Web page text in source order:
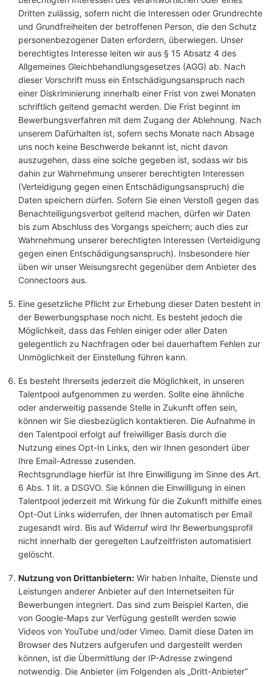
Dritten zulässig, sofern nicht die Interessen oder Grundrechte
und Grundfreiheiten der betroffenen Person, die den Schutz
personenbezogener Daten erfordern, überwiegen. Unser
berechtigtes Interesse leiten wir aus § 15 Absatz 4 des
Allgemeines Gleichbehandlungsgesetzes (AGG) ab. Nach
dieser Vorschrift muss ein Entschädigungsanspruch nach
einer Diskriminierung innerhalb einer Frist von zwei Monaten
schriftlich geltend gemacht werden. Die Frist beginnt im
Bewerbungsverfahren mit dem Zugang der Ablehnung. Nach
unserem Dafürhalten ist, sofern sechs Monate nach Absage
uns noch keine Beschwerde bekannt ist, nicht davon
auszugehen, dass eine solche gegeben ist, sodass wir bis
dahin zur Wahrnehmung unserer berechtigten Interessen
(Verteidigung gegen einen Entschädigungsanspruch) die
Daten speichern dürfen. Sofern Sie einen Verstoß gegen das
Benachteiligungsverbot geltend machen, dürfen wir Daten
bis zum Abschluss des Vorgangs speichern; auch dies zur
Wahrnehmung unserer berechtigten Interessen (Verteidigung
gegen einen Entschädigungsanspruch). Insbesondere hier
üben wir unser Weisungsrecht gegenüber dem Anbieter des
Connectoors aus.
Eine gesetzliche Pflicht zur Erhebung dieser Daten besteht in
der Bewerbungsphase noch nicht. Es besteht jedoch die
Möglichkeit, dass das Fehlen einiger oder aller Daten
gelegentlich zu Nachfragen oder bei dauerhaftem Fehlen zur
Unmöglichkeit der Einstellung führen kann.
Es besteht Ihrerseits jederzeit die Möglichkeit, in unseren
Talentpool aufgenommen zu werden. Sollte eine ähnliche
oder anderweitig passende Stelle in Zukunft offen sein,
können wir Sie diesbezüglich kontaktieren. Die Aufnahme in
den Talentpool erfolgt auf freiwilliger Basis durch die
Nutzung eines Opt-In Links, den wir Ihnen gesondert über
Ihre Email-Adresse zusenden.
Rechtsgrundlage hierfür ist Ihre Einwilligung im Sinne des Art.
6 Abs. 1 lit. a DSGVO. Sie können die Einwilligung in einen
Talentpool jederzeit mit Wirkung für die Zukunft mithilfe eines
Opt-Out Links widerrufen, der Ihnen automatisch per Email
zugesandt wird. Bis auf Widerruf wird Ihr Bewerbungsprofil
nicht innerhalb der geregelten Laufzeitfristen automatisiert
gelöscht.
Nutzung von Drittanbietern: Wir haben Inhalte, Dienste und
Leistungen anderer Anbieter auf den Internetseiten für
Bewerbungen integriert. Das sind zum Beispiel Karten, die
von Google-Maps zur Verfügung gestellt werden sowie
Videos von YouTube und/oder Vimeo. Damit diese Daten im
Browser des Nutzers aufgerufen und dargestellt werden
können, ist die Übermittlung der IP-Adresse zwingend
notwendig. Die Anbieter (im Folgenden als „Dritt-Anbieter“